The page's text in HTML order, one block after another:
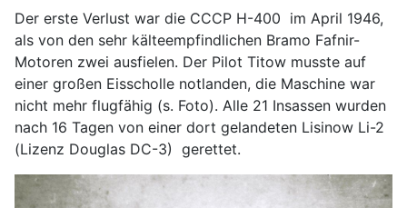
Der erste Verlust war die CCCP H-400 im April 1946,
als von den sehr kälteempfindlichen Bramo Fafnir-
Motoren zwei ausfielen. Der Pilot Titow musste auf
einer großen Eisscholle notlanden, die Maschine war
nicht mehr flugfähig (s. Foto). Alle 21 Insassen wurden
nach 16 Tagen von einer dort gelandeten Lisinow Li-2
(Lizenz Douglas DC-3) gerettet.